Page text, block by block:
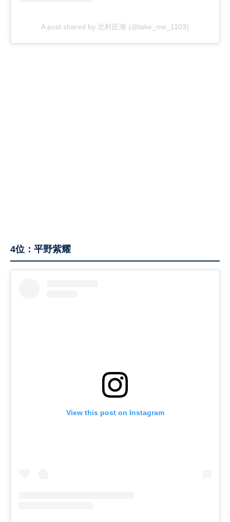
A post shared by 北村匠海 (@take_me_1103)
4位：平野紫耀
View this post on Instagram